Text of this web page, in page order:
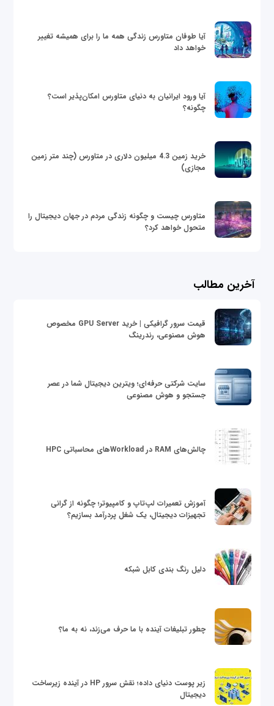
آیا طوفان متاورس زندگی همه ما را برای همیشه تغییر
خواهد داد
آیا ورود ایرانیان به دنیای متاورس امکان‌پذیر است؟
چگونه؟
خرید زمین 4.3 میلیون دلاری در متاورس (چند متر زمین
مجازی)
متاورس چیست و چگونه زندگی مردم در جهان دیجیتال را
متحول خواهد کرد؟
آخرین مطالب
قیمت سرور گرافیکی | خرید GPU Server مخصوص
هوش مصنوعی، رندرینگ
سایت شرکتی حرفه‌ای؛ ویترین دیجیتال شما در عصر
جستجو و هوش مصنوعی
چالش‌های RAM در Workloadهای محاسباتی HPC
آموزش تعمیرات لپ‌تاپ و کامپیوتر؛ چگونه از گرانی
تجهیزات دیجیتال، یک شغل پردرآمد بسازیم؟
دلیل رنگ بندی کابل شبکه
چطور تبلیغات آینده با ما حرف می‌زند، نه به ما؟
زیر پوست دنیای داده؛ نقش سرور HP در آینده زیرساخت
دیجیتال